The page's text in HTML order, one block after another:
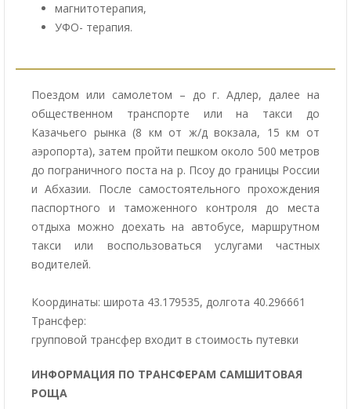
магнитотерапия,
УФО- терапия.
Поездом или самолетом – до г. Адлер, далее на
общественном транспорте или на такси до
Казачьего рынка (8 км от ж/д вокзала, 15 км от
аэропорта), затем пройти пешком около 500 метров
до пограничного поста на р. Псоу до границы России
и Абхазии. После самостоятельного прохождения
паспортного и таможенного контроля до места
отдыха можно доехать на автобусе, маршрутном
такси или воспользоваться услугами частных
водителей.
Координаты: широта 43.179535, долгота 40.296661
Трансфер:
групповой трансфер входит в стоимость путевки
ИНФОРМАЦИЯ ПО ТРАНСФЕРАМ САМШИТОВАЯ
РОЩА